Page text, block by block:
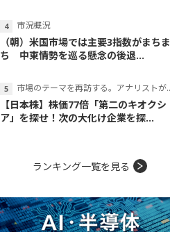
市況概況
（朝）米国市場では主要3指数がまちま
ち 中東情勢を巡る懸念の後退...
市場のテーマを再訪する。アナリストが読み解くテーマの本質
【日本株】株価77倍「第二のキオクシ
ア」を探せ！次の大化け企業を探...
ランキング一覧を見る